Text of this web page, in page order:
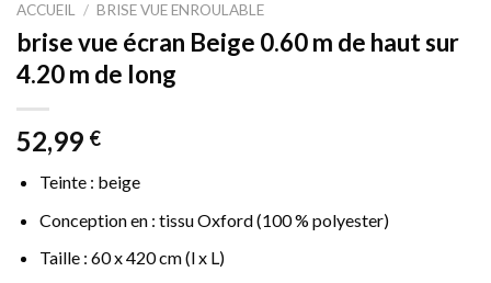
ACCUEIL / BRISE VUE ENROULABLE
brise vue écran Beige 0.60 m de haut sur
4.20 m de long
52,99 €
Teinte : beige
Conception en : tissu Oxford (100 % polyester)
Taille : 60 x 420 cm (l x L)